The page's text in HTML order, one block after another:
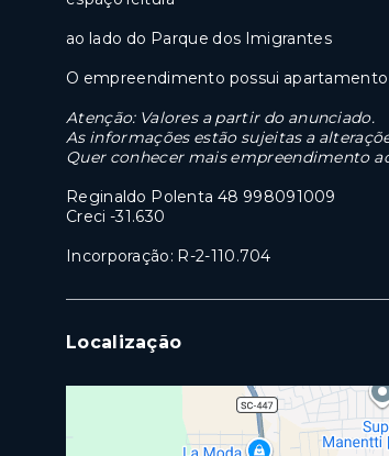
ao lado do Parque dos Imigrantes
O empreendimento possui apartamento
Atenção: Valores a partir do anunciado.
As informações estão sujeitas a
Quer conhecer mais empreendimento
Reginaldo Polenta 48 998091009
Creci -31.630
Incorporação: R-2-110.704
Localização